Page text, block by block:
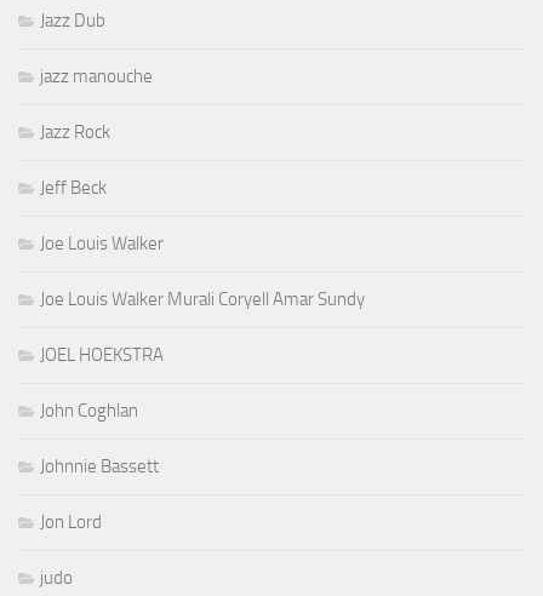
Jazz Dub
jazz manouche
Jazz Rock
Jeff Beck
Joe Louis Walker
Joe Louis Walker Murali Coryell Amar Sundy
JOEL HOEKSTRA
John Coghlan
Johnnie Bassett
Jon Lord
judo